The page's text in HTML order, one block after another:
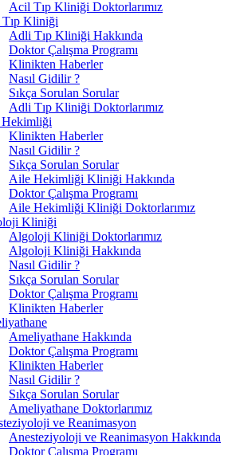
Acil Tıp Kliniği Doktorlarımız
Kliniği
Adli Tıp Kliniği Hakkında
Doktor Çalışma Programı
Klinikten Haberler
Nasıl Gidilir ?
Sıkça Sorulan Sorular
Adli Tıp Kliniği Doktorlarımız
Klinikten Haberler
Nasıl Gidilir ?
Sıkça Sorulan Sorular
Aile Hekimliği Kliniği Hakkında
Doktor Çalışma Programı
Aile Hekimliği Kliniği Doktorlarımız
Kliniği
Algoloji Kliniği Doktorlarımız
Algoloji Kliniği Hakkında
Nasıl Gidilir ?
Sıkça Sorulan Sorular
Doktor Çalışma Programı
Klinikten Haberler
Ameliyathane Hakkında
Doktor Çalışma Programı
Klinikten Haberler
Nasıl Gidilir ?
Sıkça Sorulan Sorular
Ameliyathane Doktorlarımız
ve Reanimasyon
Anesteziyoloji ve Reanimasyon Hakkında
Doktor Çalışma Programı